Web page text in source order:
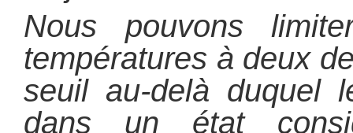
Nous pouvons
températures à deux
seuil au-delà duquel
dans un état